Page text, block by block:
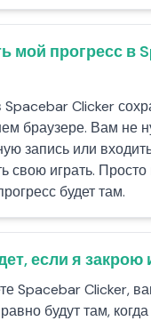
мой прогресс в
Clicker
браузере. Вам не
запись или
свою играть.
будет там.
если я закрою
Spacebar Clicker,
будут там,